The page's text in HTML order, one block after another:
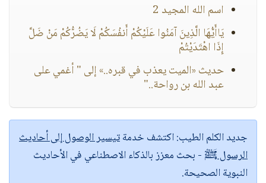
اسم الله المجيد 2
يَاأَيُّهَا الَّذِينَ آمَنُوا عَلَيْكُمْ أَنفُسَكُمْ لَا يَضُرُّكُمْ مَنْ ضَلَّ
إِذَا اهْتَدَيْتُمْ
حديث «الميت يعذب في قبره..» إلى " أغمي على
عبد الله بن رواحة.."
جديد الكلم الطيب:اكتشف خدمةتيسير الوصول إلى أحاديث
الرسول ﷺ - بحث معزز بالذكاء الاصطناعي في الأحاديث
النبوية الصحيحة.